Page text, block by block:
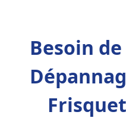
Besoin